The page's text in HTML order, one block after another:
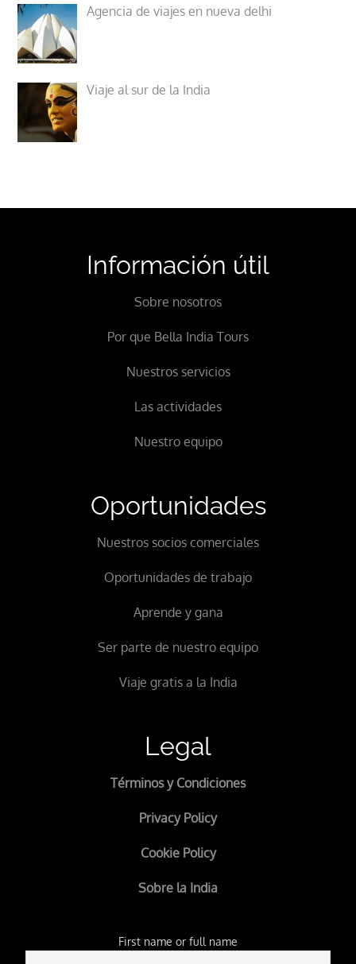
Agencia de viajes en nueva delhi
Viaje al sur de la India
Información útil
Sobre nosotros
Por que Bella India Tours
Nuestros servicios
Las actividades
Nuestro equipo
Oportunidades
Nuestros socios comerciales
Oportunidades de trabajo
Aprende y gana
Ser parte de nuestro equipo
Viaje gratis a la India
Legal
Términos y Condiciones
Privacy Policy
Cookie Policy
Sobre la India
First name or full name